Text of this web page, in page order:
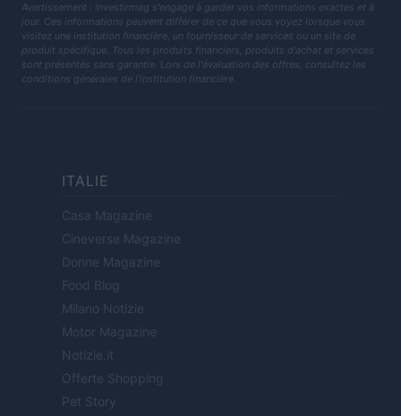
Avertissement : Investirmag s'engage à garder vos informations exactes et à
jour. Ces informations peuvent différer de ce que vous voyez lorsque vous
visitez une institution financière, un fournisseur de services ou un site de
produit spécifique. Tous les produits financiers, produits d'achat et services
sont présentés sans garantie. Lors de l'évaluation des offres, consultez les
conditions générales de l'institution financière.
ITALIE
Casa Magazine
Cineverse Magazine
Donne Magazine
Food Blog
Milano Notizie
Motor Magazine
Notizie.it
Offerte Shopping
Pet Story